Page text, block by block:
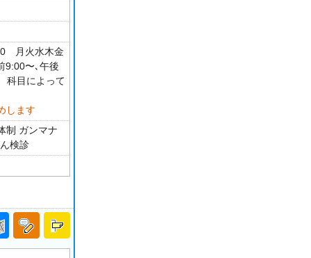
月火水木金
〜､午後
目によって
します
制 ガンマナ
検診